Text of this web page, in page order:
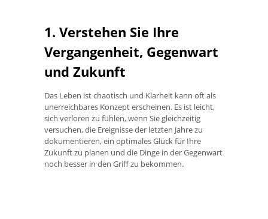
1. Verstehen Sie Ihre
Vergangenheit, Gegenwart
und Zukunft
Das Leben ist chaotisch und Klarheit kann oft als
unerreichbares Konzept erscheinen. Es ist leicht,
sich verloren zu fühlen, wenn Sie gleichzeitig
versuchen, die Ereignisse der letzten Jahre zu
dokumentieren, ein optimales Glück für Ihre
Zukunft zu planen und die Dinge in der Gegenwart
noch besser in den Griff zu bekommen.